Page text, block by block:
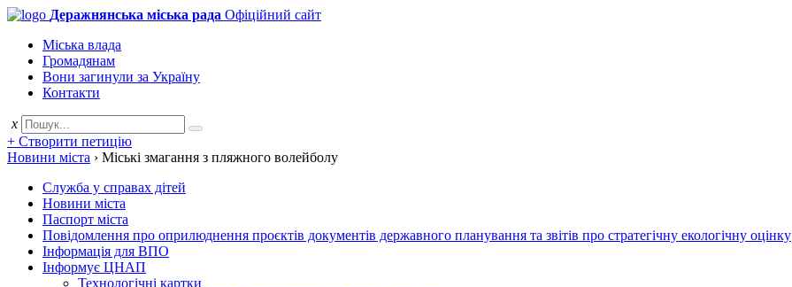
Деражнянська міська рада Офіційний сайт
Міська влада
Громадянам
Вони загинули за Україну
Контакти
x
+ Створити петицію
Новини міста › Міські змагання з пляжного волейболу
Служба у справах дітей
Новини міста
Паспорт міста
Повідомлення про оприлюднення проєктів документів державного планування та звітів про стратегічну екологічну оцінку
Інформація для ВПО
Інформує ЦНАП
Технологічні картки